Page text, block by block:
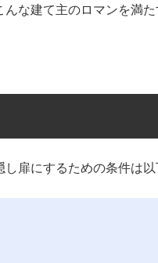
な建て主のロマンを満た
扉にするための条件は以